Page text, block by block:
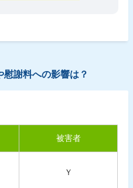
謝料への影響は？
被害者
Ｙ